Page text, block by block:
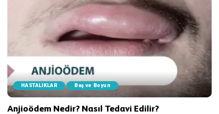
HASTALIKLAR Baş ve Boyun
Anjioödem Nedir? Nasıl Tedavi Edilir?